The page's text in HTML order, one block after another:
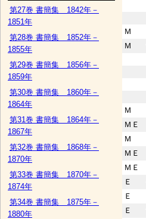
第27巻 書簡集 1842年－
1851年
第28巻 書簡集 1852年－
1855年
第29巻 書簡集 1856年－
1859年
第30巻 書簡集 1860年－
1864年
第31巻 書簡集 1864年－
1867年
第32巻 書簡集 1868年－
1870年
第33巻 書簡集 1870年－
1874年
第34巻 書簡集 1875年－
1880年
Ｍ
Ｍ
Ｍ
ＭＥ
Ｍ
ＭＥ
ＭＥ
Ｅ
Ｅ
Ｅ